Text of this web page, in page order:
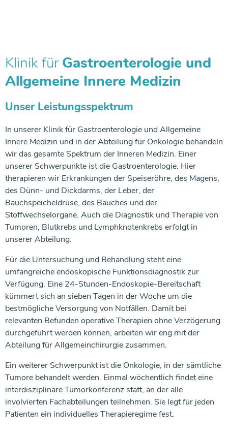
Klinik fürGastroenterologie und
Allgemeine Innere Medizin
Unser Leistungsspektrum
In unserer Klinik für Gastroenterologie und Allgemeine
Innere Medizin und in der Abteilung für Onkologie behandeln
wir das gesamte Spektrum der Inneren Medizin. Einer
unserer Schwerpunkte ist die Gastroenterologie. Hier
therapieren wir Erkrankungen der Speiseröhre, des Magens,
des Dünn- und Dickdarms, der Leber, der
Bauchspeicheldrüse, des Bauches und der
Stoffwechselorgane. Auch die Diagnostik und Therapie von
Tumoren, Blutkrebs und Lymphknotenkrebs erfolgt in
unserer Abteilung.
Für die Untersuchung und Behandlung steht eine
umfangreiche endoskopische Funktionsdiagnostik zur
Verfügung. Eine 24-Stunden-Endoskopie-Bereitschaft
kümmert sich an sieben Tagen in der Woche um die
bestmögliche Versorgung von Notfällen. Damit bei
relevanten Befunden operative Therapien ohne Verzögerung
durchgeführt werden können, arbeiten wir eng mit der
Abteilung für Allgemeinchirurgie zusammen.
Ein weiterer Schwerpunkt ist die Onkologie, in der sämtliche
Tumore behandelt werden. Einmal wöchentlich findet eine
interdisziplinäre Tumorkonferenz statt, an der alle
involvierten Fachabteilungen teilnehmen. Sie legt für jeden
Patienten ein individuelles Therapieregime fest.